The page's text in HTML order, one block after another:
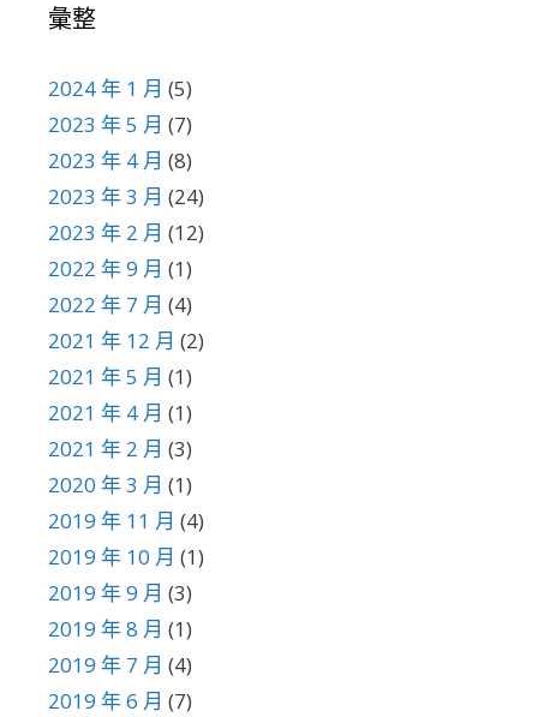
彙整
2024 年 1 月 (5)
2023 年 5 月 (7)
2023 年 4 月 (8)
2023 年 3 月 (24)
2023 年 2 月 (12)
2022 年 9 月 (1)
2022 年 7 月 (4)
2021 年 12 月 (2)
2021 年 5 月 (1)
2021 年 4 月 (1)
2021 年 2 月 (3)
2020 年 3 月 (1)
2019 年 11 月 (4)
2019 年 10 月 (1)
2019 年 9 月 (3)
2019 年 8 月 (1)
2019 年 7 月 (4)
2019 年 6 月 (7)